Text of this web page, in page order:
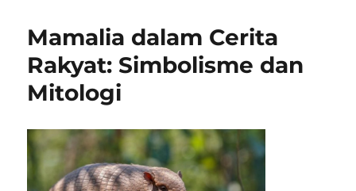
Mamalia dalam Cerita
Rakyat: Simbolisme dan
Mitologi